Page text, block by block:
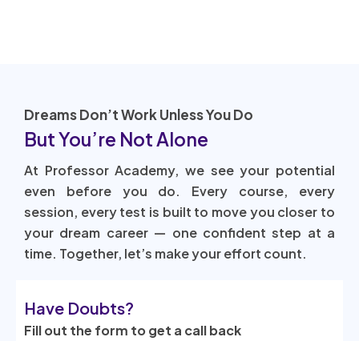
Dreams Don’t Work Unless You Do
But You’re Not Alone
At Professor Academy, we see your potential
even before you do. Every course, every
session, every test is built to move you closer to
your dream career — one confident step at a
time. Together, let’s make your effort count.
Have Doubts?
Fill out the form to get a call back